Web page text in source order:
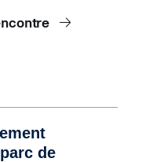
de